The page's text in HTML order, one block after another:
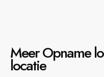
Meer Opname
locatie